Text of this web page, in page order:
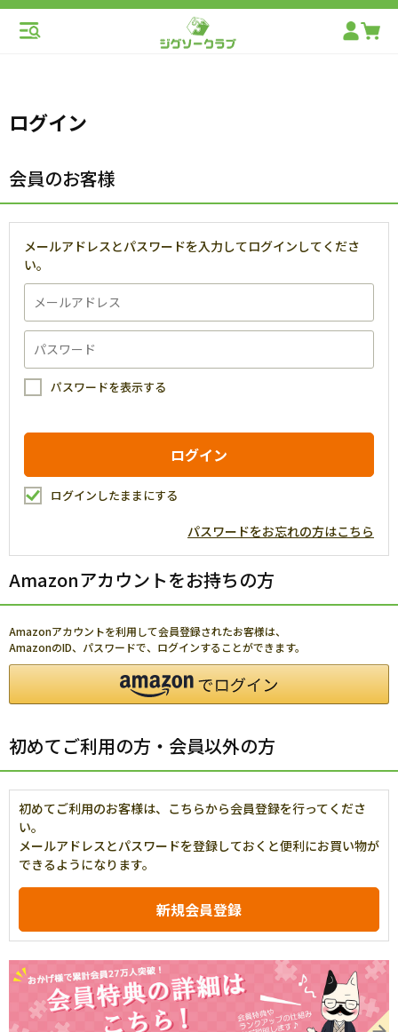
ログイン
会員のお客様
メールアドレスとパスワードを入力してログインしてくださ
い。
パスワードを表示する
ログインしたままにする
パスワードをお忘れの方はこちら
Amazonアカウントをお持ちの方
Amazonアカウントを利用して会員登録されたお客様は、
AmazonのID、パスワードで、ログインすることができます。
初めてご利用の方・会員以外の方
初めてご利用のお客様は、こちらから会員登録を行ってくださ
い。
メールアドレスとパスワードを登録しておくと便利にお買い物が
できるようになります。